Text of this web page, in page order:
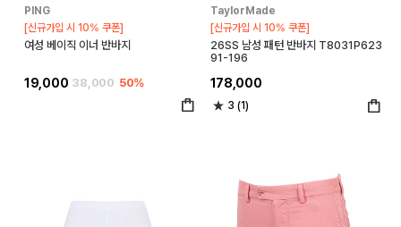
PING
[신규가입 시 10% 쿠폰]
여성 베이직 이너 반바지
19,000 38,000 50%
TaylorMade
[신규가입 시 10% 쿠폰]
26SS 남성 패턴 반바지 T8031P623
91-196
178,000
3 (1)